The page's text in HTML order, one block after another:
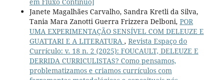
em Fluxo Contínuo]
Janete Magalhães Carvalho, Sandra Kretli da Silva,
Tania Mara Zanotti Guerra Frizzera Delboni, POR
UMA EXPERIMENTAÇÃO SENSÍVEL COM DELEUZE E
GUATTARI E A LITERATURA , Revista Espaço do
Currículo: v. 18 n. 2 (2025): FOUCAULT, DELEUZE E
DERRIDA CURRICULISTAS? Como pensamos,
problematizamos e criamos currículos com